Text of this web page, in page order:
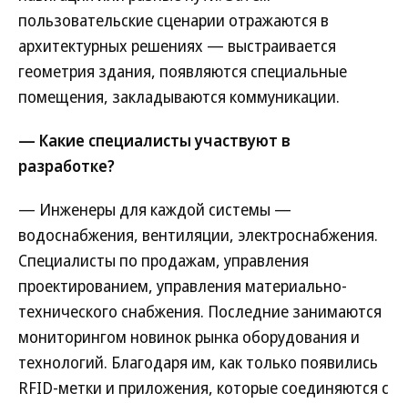
пользовательские сценарии отражаются в
архитектурных решениях — выстраивается
геометрия здания, появляются специальные
помещения, закладываются коммуникации.
— Какие специалисты участвуют в
разработке?
— Инженеры для каждой системы —
водоснабжения, вентиляции, электроснабжения.
Специалисты по продажам, управления
проектированием, управления материально-
технического снабжения. Последние занимаются
мониторингом новинок рынка оборудования и
технологий. Благодаря им, как только появились
RFID-метки и приложения, которые соединяются с